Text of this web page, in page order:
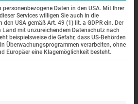
Dachau und stellt militärhistorische
personenbezogene Daten in den USA. Mit Ihrer
Services willigen Sie auch in die
USA gemäß Art. 49 (1) lit. a GDPR ein. Der
Land mit unzureichendem Datenschutz nach
beispielsweise die Gefahr, dass US-Behörden
Überwachungsprogrammen verarbeiten, ohne
Europäer eine Klagemöglichkeit besteht.
Service-Gruppen, für die eine